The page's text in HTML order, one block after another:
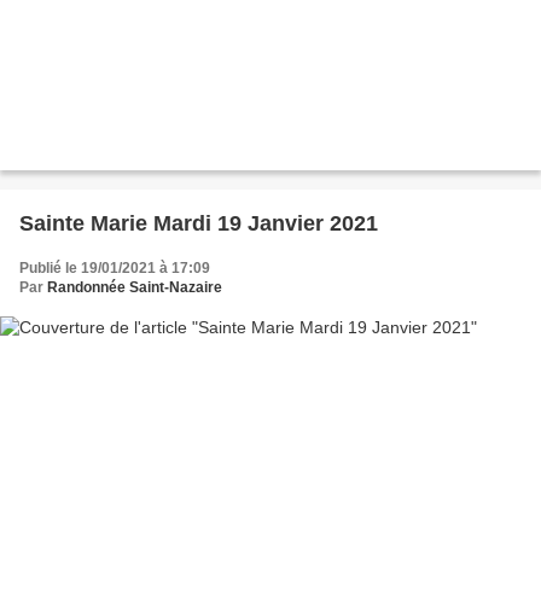
Sainte Marie Mardi 19 Janvier 2021
Publié le 19/01/2021 à 17:09
Par Randonnée Saint-Nazaire